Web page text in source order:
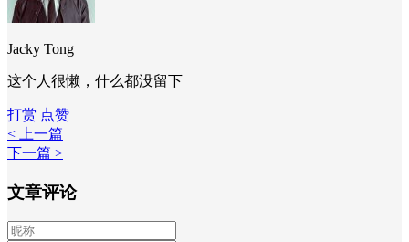
Jacky Tong
这个人很懒，什么都没留下
打赏 点赞
< 上一篇
下一篇 >
文章评论